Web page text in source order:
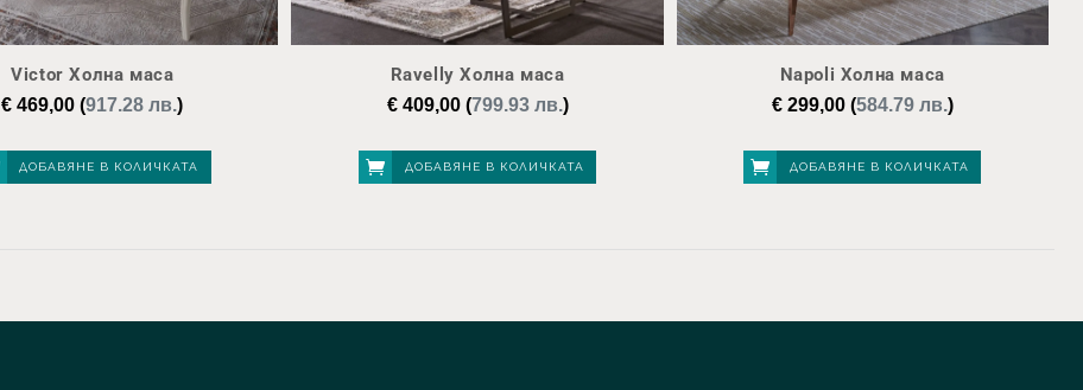
Victor Холна маса
€ 469,00 (917.28 лв.)
ДОБАВЯНЕ В КОЛИЧКАТА
Ravelly Холна маса
€409,00(799.93 лв.)
ДОБАВЯНЕ В КОЛИЧКАТА
Napoli Холна маса
€299,00(584.79 лв.)
ДОБАВЯНЕ В КОЛИЧКАТА